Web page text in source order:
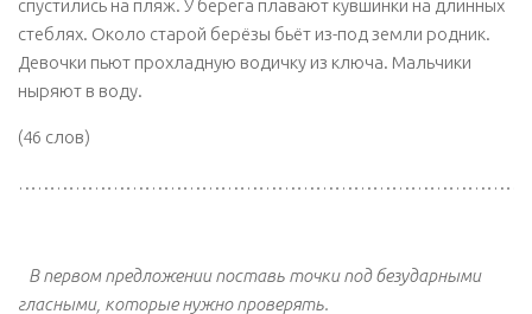
спустились на пляж. У берега плавают кувшинки на длинных
стеблях. Около старой берёзы бьёт из-под земли родник.
Девочки пьют прохладную водичку из ключа. Мальчики
ныряют в воду.
(46 слов)
В первом предложении поставь точки под безударными
гласными, которые нужно проверять.